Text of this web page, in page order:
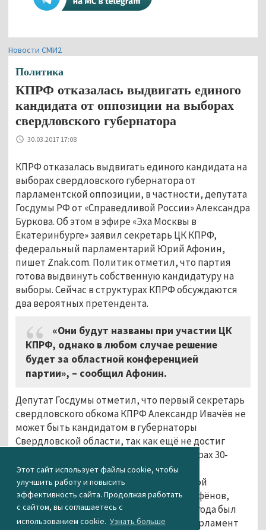
Этот сайт использует файлы cookie, чтобы
улучшить работу и повысить
эффективность сайта. Продолжая работать
с сайтом, вы соглашаетесь с
использованием cookie. Узнать больше
Новости СМИ2
Политика
КПРФ отказалась выдвигать единого
кандидата от оппозиции на выборах
свердловского губернатора
30.03.2017 17:08
КПРФ отказалась выдвигать единого кандидата на
выборах свердловского губернатора от
парламентской оппозиции, в частности, депутата
Госдумы РФ от «Справедливой России» Александра
Буркова. Об этом в эфире «Эха Москвы в
Екатеринбурге» заявил секретарь ЦК КПРФ,
федеральный парламентарий Юрий Афонин,
пишет Znak.com. Политик отметил, что партия
готова выдвинуть собственную кандидатуру на
выборы. Сейчас в структурах КПРФ обсуждаются
два вероятных претендента.
«Они будут названы при участии ЦК
КПРФ, однако в любом случае решение
будет за областной конференцией
партии», – сообщил Афонин.
Депутат Госдумы отметил, что первый секретарь
свердловского обкома КПРФ Александр Ивачёв не
может быть кандидатом в губернаторы
Свердловской области, так как ещё не достиг
необходимого для участия в таких выборах 30-
летнего возраста. Ранее в качестве
потенциального участника свердловской
кампании рассматривался Алексей Парфёнов,
который на сентябрьских выборах 2016 года был
кандидатом от КПРФ в федеральный парламент